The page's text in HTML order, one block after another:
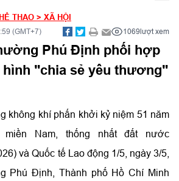
THAO > XÃ HỘI
(GMT+7) 1069lượt xem
Phú Định phối hợp
"chia sẻ yêu thương"
không khí phấn khởi kỷ niệm 51 năm
miền Nam, thống nhất đất nước
và Quốc tế Lao động 1/5, ngày 3/5,
Phú Định, Thành phố Hồ Chí Minh